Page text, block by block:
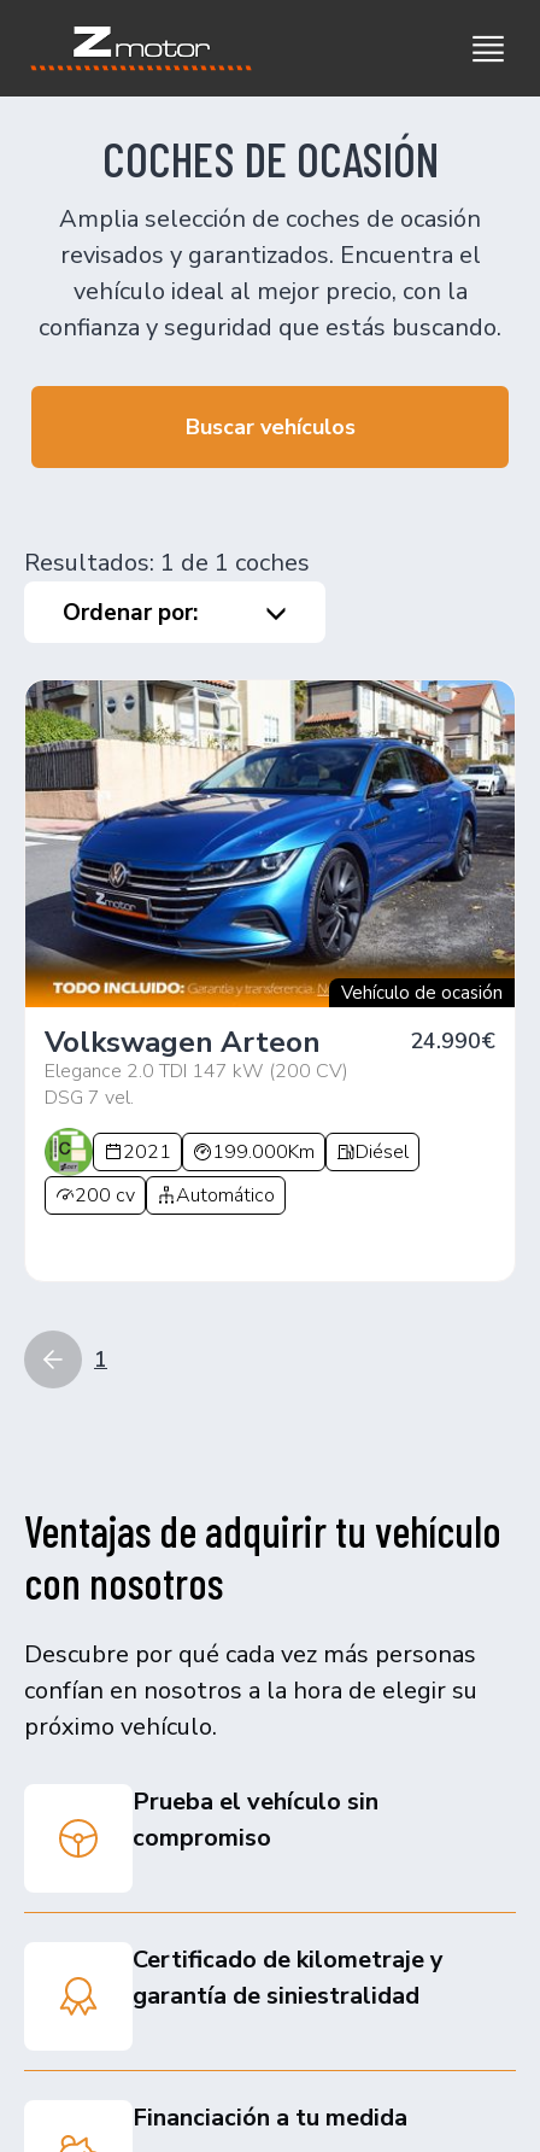
COCHES DE OCASIÓN
Amplia selección de coches de ocasión
revisados y garantizados. Encuentra el
vehículo ideal al mejor precio, con la
confianza y seguridad que estás buscando.
Buscar vehículos
Resultados: 1 de 1 coches
Ordenar por:
Vehículo de ocasión
Volkswagen Arteon
Elegance 2.0 TDI 147 kW (200 CV)
DSG 7 vel.
24.990€
2021 199.000Km
Diésel
200 cv
Automático
1
Ventajas de adquirir tu vehículo
con nosotros
Descubre por qué cada vez más personas
confían en nosotros a la hora de elegir su
próximo vehículo.
Prueba el vehículo sin
compromiso
Certificado de kilometraje y
garantía de siniestralidad
Financiación a tu medida